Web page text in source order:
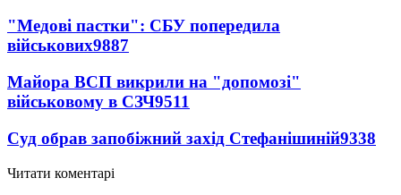
"Медові пастки": СБУ попередила
військових9887
Майора ВСП викрили на "допомозі"
військовому в СЗЧ9511
Суд обрав запобіжний захід Стефанішиній9338
Читати коментарі